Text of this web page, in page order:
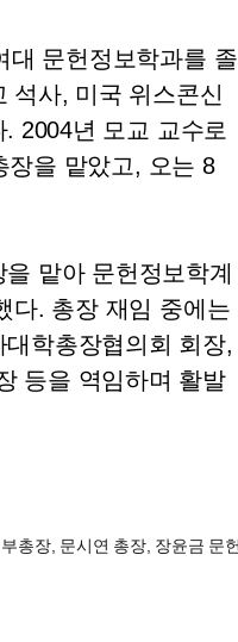
대 문헌정보학과를 졸
석사, 미국 위스콘신
2004년 모교 교수로
장을 맡았고, 오는 8
맡아 문헌정보학계
다. 총장 재임 중에는
학총장협의회 회장,
등을 역임하며 활발
총장, 문시연 총장, 장윤금